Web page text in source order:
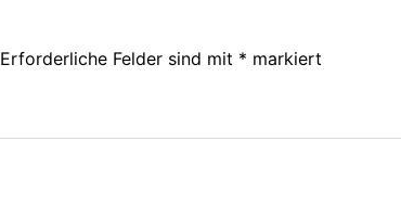
Erforderliche Felder sind mit * markiert